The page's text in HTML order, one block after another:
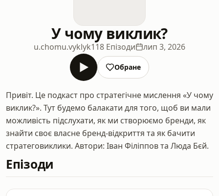
У чому виклик?
u.chomu.vyklyk118 Епізоди лип 3, 2026
Обране
Привіт. Це подкаст про стратегічне мислення «У чому
виклик?». Тут будемо балакати для того, щоб ви мали
можливість підслухати, як ми створюємо бренди, як
знайти своє власне бренд-відкриття та як бачити
стратеговиклики. Автори: Іван Філіппов та Люда Бєй.
Епізоди